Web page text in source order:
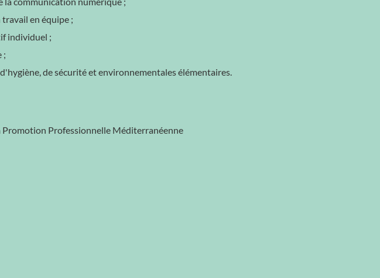
en équipe ;
individuel ;
;
de sécurité et environnementales élémentaires.
Professionnelle Méditerranéenne